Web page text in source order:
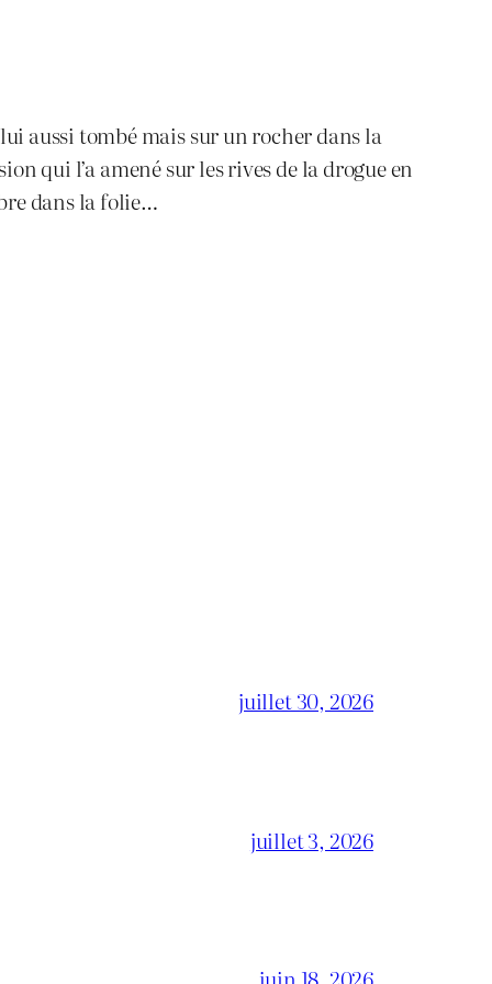
aussi tombé mais sur un rocher dans la
qui l’a amené sur les rives de la drogue en
dans la folie…
juillet 30, 2026
juillet 3, 2026